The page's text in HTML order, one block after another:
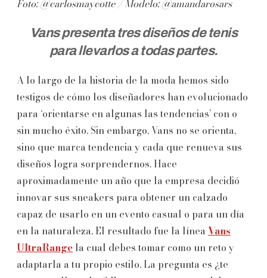
Foto: @carlosmaycotte / Modelo: @amandarosars
Vans presenta tres diseños de tenis
para llevarlos a todas partes.
A lo largo de la historia de la moda hemos sido
testigos de cómo los diseñadores han evolucionado
para ‘orientarse en algunas las tendencias’ con o
sin mucho éxito. Sin embargo, Vans no se orienta,
sino que marca tendencia y cada que renueva sus
diseños logra sorprendernos. Hace
aproximadamente un año que la empresa decidió
innovar sus sneakers para obtener un calzado
capaz de usarlo en un evento casual o para un día
en la naturaleza. El resultado fue la línea Vans
UltraRange la cual debes tomar como un reto y
adaptarla a tu propio estilo. La pregunta es ¿te